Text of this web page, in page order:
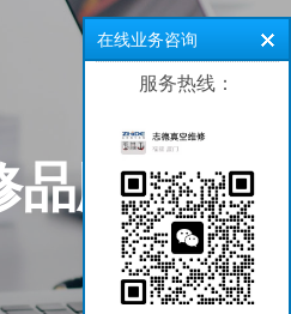
品牌
在线业务咨询
服务热线：